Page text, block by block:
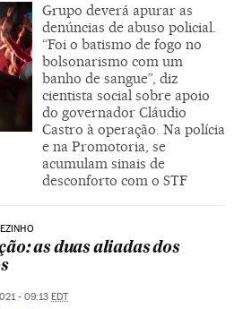
Grupo deverá apurar as
denúncias de abuso policial.
“Foi o batismo de fogo no
bolsonarismo com um
banho de sangue”, diz
cientista social sobre apoio
do governador Cláudio
Castro à operação. Na polícia
e na Promotoria, se
acumulam sinais de
desconforto com o STF
as duas aliadas dos
- 09:13 EDT